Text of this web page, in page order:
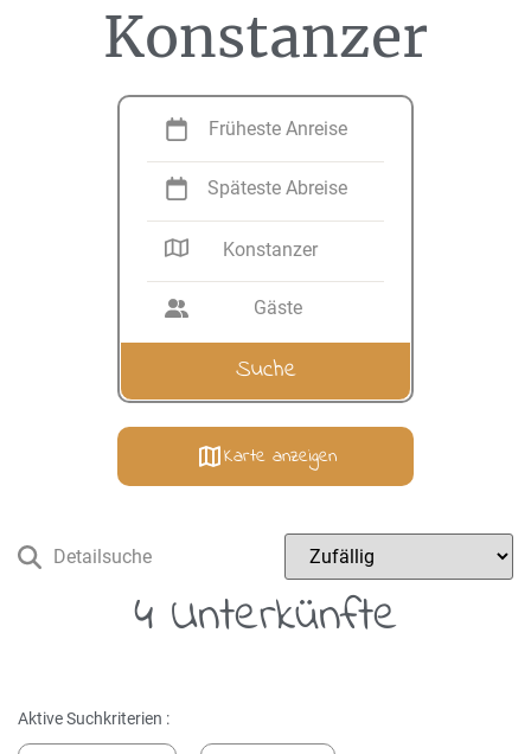
Konstanzer
Früheste Anreise
Späteste Abreise
Konstanzer
Gäste
Karte anzeigen
Detailsuche
4 Unterkünfte
Aktive Suchkriterien :